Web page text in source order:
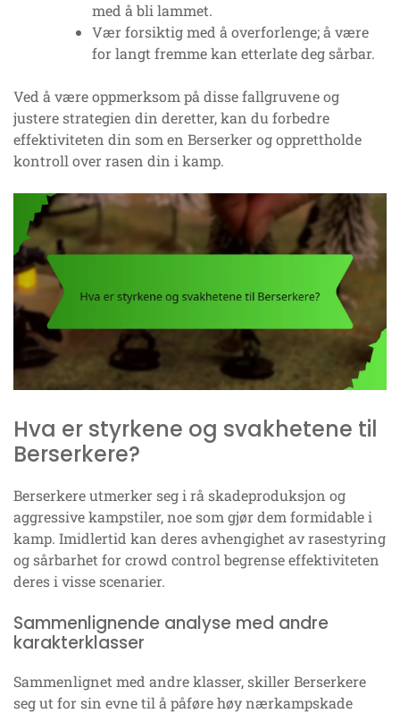
med å bli lammet.
Vær forsiktig med å overforlenge; å være
for langt fremme kan etterlate deg sårbar.
Ved å være oppmerksom på disse fallgruvene og
justere strategien din deretter, kan du forbedre
effektiviteten din som en Berserker og opprettholde
kontroll over rasen din i kamp.
Hva er styrkene og svakhetene til
Berserkere?
Berserkere utmerker seg i rå skadeproduksjon og
aggressive kampstiler, noe som gjør dem formidable i
kamp. Imidlertid kan deres avhengighet av rasestyring
og sårbarhet for crowd control begrense effektiviteten
deres i visse scenarier.
Sammenlignende analyse med andre
karakterklasser
Sammenlignet med andre klasser, skiller Berserkere
seg ut for sin evne til å påføre høy nærkampskade